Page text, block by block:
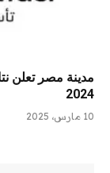
مدينة مصر تعلن
2024
10 مارس، 2025